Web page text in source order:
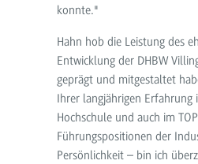
konnte."
Hahn hob die Leistung des
Entwicklung der DHBW
geprägt und mitgestaltet
Ihrer langjährigen Erfahrung
Hochschule und auch im
Führungspositionen der
Persönlichkeit – bin ich